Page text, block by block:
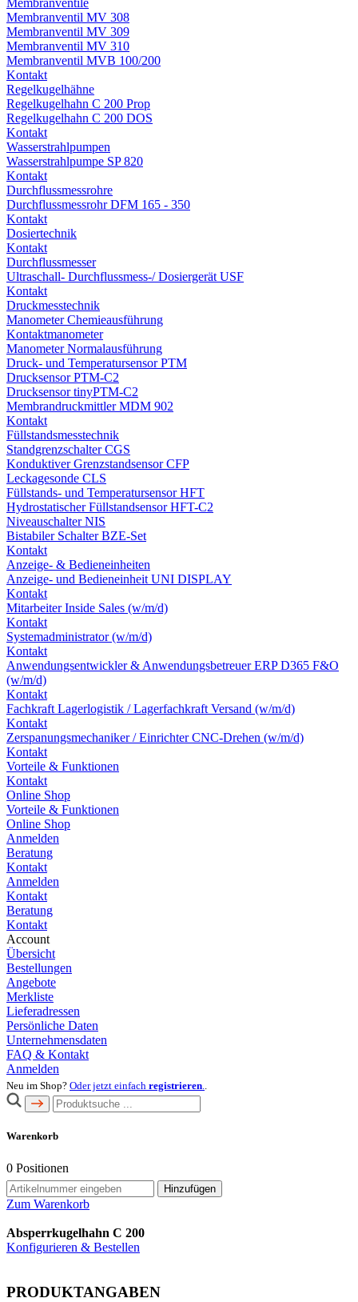
Membranventile
Membranventil MV 308
Membranventil MV 309
Membranventil MV 310
Membranventil MVB 100/200
Kontakt
Regelkugelhähne
Regelkugelhahn C 200 Prop
Regelkugelhahn C 200 DOS
Kontakt
Wasserstrahlpumpen
Wasserstrahlpumpe SP 820
Kontakt
Durchflussmessrohre
Durchflussmessrohr DFM 165 - 350
Kontakt
Dosiertechnik
Kontakt
Durchflussmesser
Ultraschall- Durchflussmess-/ Dosiergerät USF
Kontakt
Druckmesstechnik
Manometer Chemieausführung
Kontaktmanometer
Manometer Normalausführung
Druck- und Temperatursensor PTM
Drucksensor PTM-C2
Drucksensor tinyPTM-C2
Membrandruckmittler MDM 902
Kontakt
Füllstandsmesstechnik
Standgrenzschalter CGS
Konduktiver Grenzstandsensor CFP
Leckagesonde CLS
Füllstands- und Temperatursensor HFT
Hydrostatischer Füllstandsensor HFT-C2
Niveauschalter NIS
Bistabiler Schalter BZE-Set
Kontakt
Anzeige- & Bedieneinheiten
Anzeige- und Bedieneinheit UNI DISPLAY
Kontakt
Mitarbeiter Inside Sales (w/m/d)
Kontakt
Systemadministrator (w/m/d)
Kontakt
Anwendungsentwickler & Anwendungsbetreuer ERP D365 F&O
(w/m/d)
Kontakt
Fachkraft Lagerlogistik / Lagerfachkraft Versand (w/m/d)
Kontakt
Zerspanungsmechaniker / Einrichter CNC-Drehen (w/m/d)
Kontakt
Vorteile & Funktionen
Kontakt
Online Shop
Vorteile & Funktionen
Online Shop
Anmelden
Beratung
Kontakt
Anmelden
Kontakt
Beratung
Kontakt
Account
Übersicht
Bestellungen
Angebote
Merkliste
Lieferadressen
Persönliche Daten
Unternehmensdaten
FAQ & Kontakt
Anmelden
Neu im Shop? Oder jetzt einfach registrieren..
Warenkorb
0 Positionen
Hinzufügen
Zum Warenkorb
Absperrkugelhahn C 200
Konfigurieren & Bestellen
PRODUKTANGABEN